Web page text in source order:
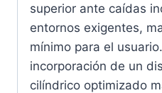
superior ante caídas
entornos exigentes,
mínimo para el
incorporación de un
cilíndrico optimizado